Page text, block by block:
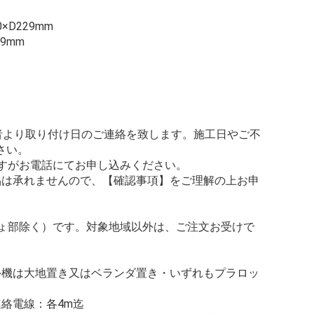
り取り付け日のご連絡を致します。施工日やご不
。
お電話にてお申し込みください。
承れませんので、【確認事項】をご理解の上お申
部除く）です。対象地域以外は、ご注文お受けで
は大地置き又はベランダ置き・いずれもプラロッ
電線：各4m迄